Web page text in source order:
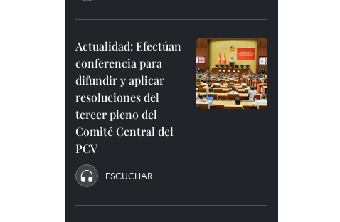
Actualidad: Efectúan
conferencia para
difundir y aplicar
resoluciones del
tercer pleno del
Comité Central del
PCV
ESCUCHAR